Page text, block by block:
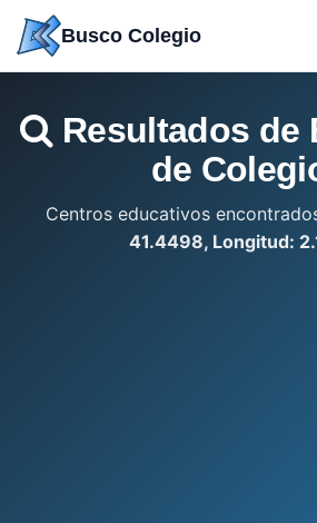
contenido
Busco Colegio
Resultados de
de
Centros educativos
41.4498, Longitud: